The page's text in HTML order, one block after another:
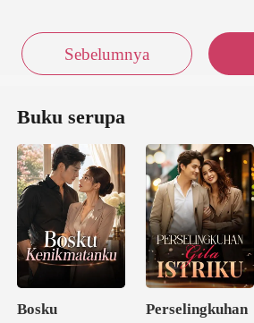
Sebelumnya
Buku serupa
Bosku
Perselingkuhan